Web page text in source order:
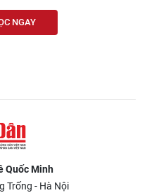
NGAY
Quốc Minh
Trống - Hà Nội